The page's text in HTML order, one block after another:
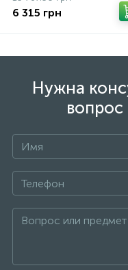
6 315 грн
Нужна